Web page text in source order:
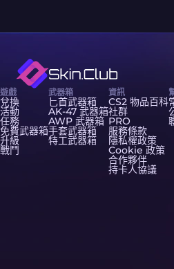
遊戲
兌換
活動
任務
免費武器箱
升級
戰鬥
武器箱
匕首武器箱
AK-47 武器箱
AWP 武器箱
手套武器箱
特工武器箱
資訊
CS2 物品百科
社群
PRO
服務條款
隱私權政策
Cookie 政策
合作夥伴
持卡人協議